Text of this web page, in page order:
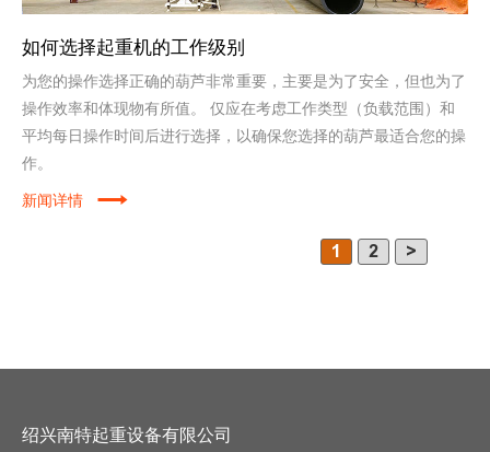
如何选择起重机的工作级别
为您的操作选择正确的葫芦非常重要，主要是为了安全，但也为了
操作效率和体现物有所值。 仅应在考虑工作类型（负载范围）和
平均每日操作时间后进行选择，以确保您选择的葫芦最适合您的操
作。
新闻详情
1 2 >
绍兴南特起重设备有限公司